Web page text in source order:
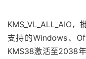
KMS_VL_ALL_AIO，
支持的Windows、
KMS38激活至2038